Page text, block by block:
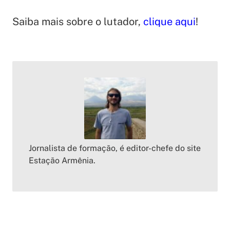
Saiba mais sobre o lutador, clique aqui!
Jornalista de formação, é editor-chefe do site
Estação Armênia.